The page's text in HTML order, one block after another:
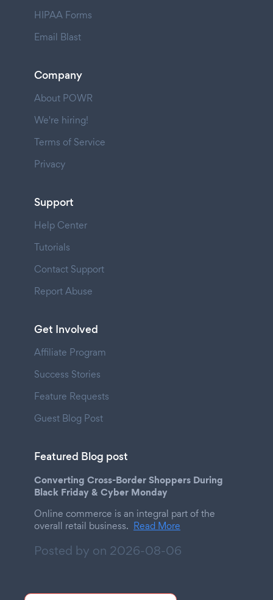
HIPAA Forms
Email Blast
Company
About POWR
We're hiring!
Terms of Service
Privacy
Support
Help Center
Tutorials
Contact Support
Report Abuse
Get Involved
Affiliate Program
Success Stories
Feature Requests
Guest Blog Post
Featured Blog post
Converting Cross-Border Shoppers During
Black Friday & Cyber Monday
Online commerce is an integral part of the
overall retail business. Read More
Posted by on 2026-08-06